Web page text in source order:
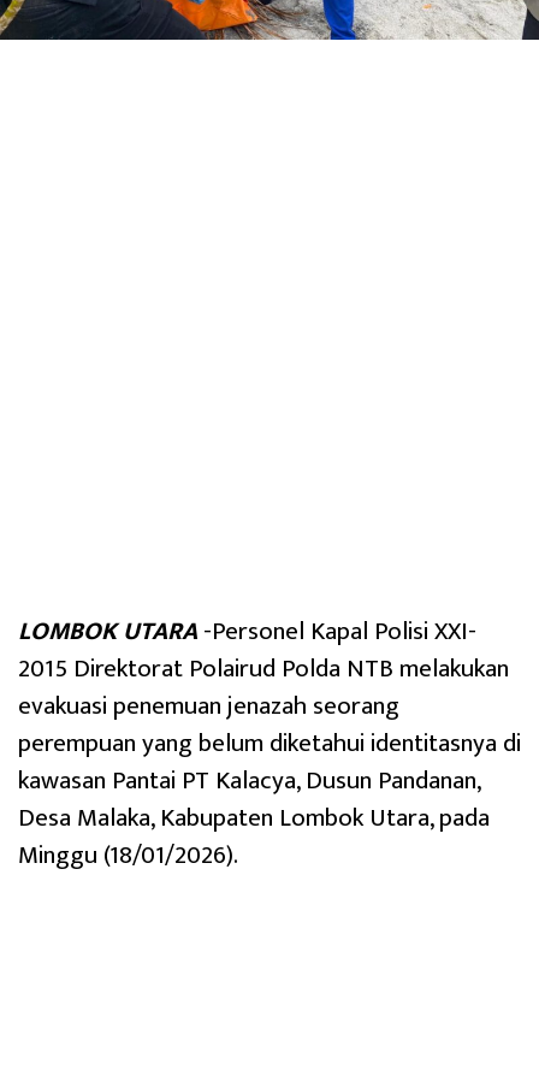
LOMBOK UTARA-Personel Kapal Polisi XXI-
2015 Direktorat Polairud Polda NTB melakukan
evakuasi penemuan jenazah seorang
perempuan yang belum diketahui identitasnya di
kawasan Pantai PT Kalacya, Dusun Pandanan,
Desa Malaka, Kabupaten Lombok Utara, pada
Minggu (18/01/2026).